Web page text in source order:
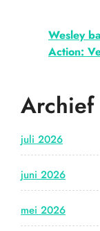
Wesley
Action:
Archief
juli 2026
juni 2026
mei 2026